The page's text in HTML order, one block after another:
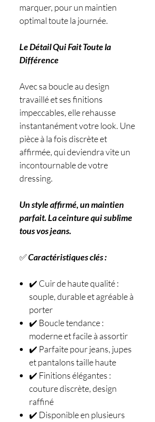
marquer, pour un maintien
optimal toute la journée.
Le Détail Qui Fait Toute la
Différence
Avec sa boucle au design
travaillé et ses finitions
impeccables, elle rehausse
instantanément votre look. Une
pièce à la fois discrète et
affirmée, qui deviendra vite un
incontournable de votre
dressing.
Un style affirmé, un maintien
parfait. La ceinture qui sublime
tous vos jeans.
✅Caractéristiques clés :
✔️ Cuir de haute qualité :
souple, durable et agréable à
porter
✔️ Boucle tendance :
moderne et facile à assortir
✔️ Parfaite pour jeans, jupes
et pantalons taille haute
✔️ Finitions élégantes :
couture discrète, design
raffiné
✔️ Disponible en plusieurs